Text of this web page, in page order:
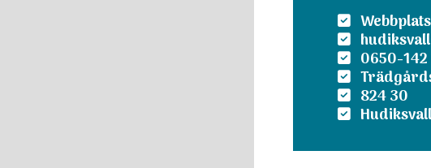
Webbplats
0650-
824 30
Hudiksvall